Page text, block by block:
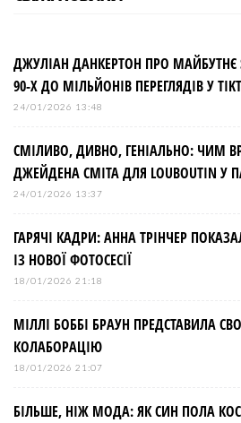
ДЖУЛІАН ДАНКЕРТОН ПРО МАЙБУТНЄ
90-Х ДО МІЛЬЙОНІВ ПЕРЕГЛЯДІВ У
24/01/2026 13:48
СМІЛИВО, ДИВНО, ГЕНІАЛЬНО: ЧИМ
ДЖЕЙДЕНА СМІТА ДЛЯ LOUBOUTIN У
24/01/2026 13:37
ГАРЯЧІ КАДРИ: АННА ТРІНЧЕР
ІЗ НОВОЇ ФОТОСЕСІЇ
18/01/2026 21:18
МІЛЛІ БОББІ БРАУН ПРЕДСТАВИЛА
КОЛАБОРАЦІЮ
18/01/2026 21:07
БІЛЬШЕ, НІЖ МОДА: ЯК СИН ПОЛА